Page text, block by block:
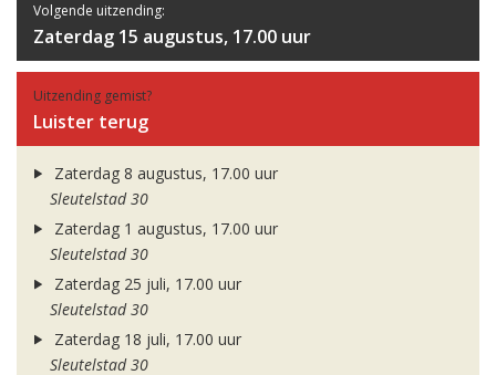
Volgende uitzending:
Zaterdag 15 augustus, 17.00 uur
Uitzending gemist?
Luister terug
Zaterdag 8 augustus, 17.00 uur
Sleutelstad 30
Zaterdag 1 augustus, 17.00 uur
Sleutelstad 30
Zaterdag 25 juli, 17.00 uur
Sleutelstad 30
Zaterdag 18 juli, 17.00 uur
Sleutelstad 30